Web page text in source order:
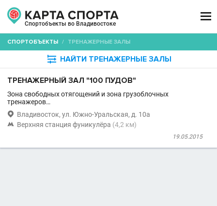
Спортобъекты во Владивостоке

СПОРТОБЪЕКТЫ / ТРЕНАЖЕРНЫЕ ЗАЛЫ
 НАЙТИ ТРЕНАЖЕРНЫЕ ЗАЛЫ
ТРЕНАЖЕРНЫЙ ЗАЛ "100 ПУДОВ"
Зона свободных отягощений и зона грузоблочных
тренажеров…
 Владивосток, ул. Южно-Уральская, д. 10а
 Верхняя станция фуникулёра (4,2 км)
19.05.2015